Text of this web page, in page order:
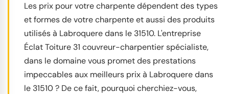
Les prix pour votre charpente dépendent des types
et formes de votre charpente et aussi des produits
utilisés à Labroquere dans le 31510. L'entreprise
Éclat Toiture 31 couvreur-charpentier spécialiste,
dans le domaine vous promet des prestations
impeccables aux meilleurs prix à Labroquere dans
le 31510 ? De ce fait, pourquoi cherchiez-vous,